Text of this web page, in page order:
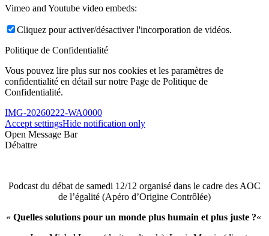
Vimeo and Youtube video embeds:
Cliquez pour activer/désactiver l'incorporation de vidéos.
Politique de Confidentialité
Vous pouvez lire plus sur nos cookies et les paramètres de
confidentialité en détail sur notre Page de Politique de
Confidentialité.
IMG-20260222-WA0000
Accept settingsHide notification only
Open Message Bar
Débattre
Podcast du débat de samedi 12/12 organisé dans le cadre des AOC
de l’égalité (Apéro d’Origine Contrôlée)
« Quelles solutions pour un monde plus humain et plus juste ?«